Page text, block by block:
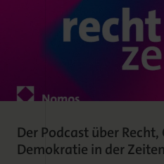
Der Podcast über
Demokratie in der